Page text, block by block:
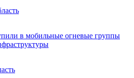
в мобильные огневые группы